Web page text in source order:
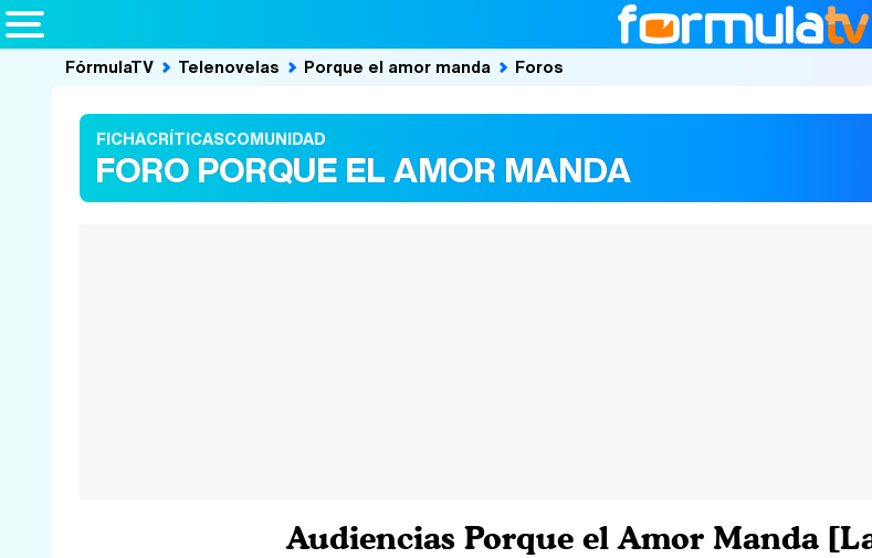
FórmulaTV Telenovelas Porque el amor manda Foros
FICHACRÍTICASCOMUNIDAD
FORO PORQUE EL AMOR MANDA
Audiencias Porque el Amor Manda